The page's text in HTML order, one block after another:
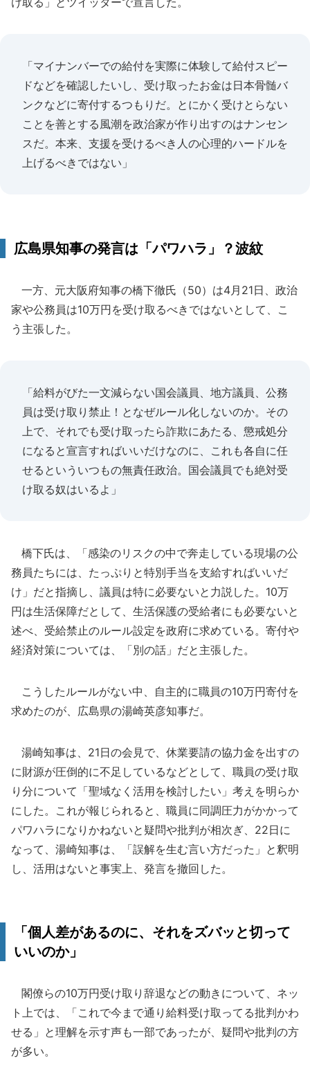
「マイナンバーでの給付を実際に体験して給付スピー
ドなどを確認したいし、受け取ったお金は日本骨髄バ
ンクなどに寄付するつもりだ。とにかく受けとらない
ことを善とする風潮を政治家が作り出すのはナンセン
スだ。本来、支援を受けるべき人の心理的ハードルを
上げるべきではない」
広島県知事の発言は「パワハラ」？波紋
一方、元大阪府知事の橋下徹氏（50）は4月21日、政治
家や公務員は10万円を受け取るべきではないとして、こ
う主張した。
「給料がびた一文減らない国会議員、地方議員、公務
員は受け取り禁止！となぜルール化しないのか。その
上で、それでも受け取ったら詐欺にあたる、懲戒処分
になると宣言すればいいだけなのに、これも各自に任
せるといういつもの無責任政治。国会議員でも絶対受
け取る奴はいるよ」
橋下氏は、「感染のリスクの中で奔走している現場の公
務員たちには、たっぷりと特別手当を支給すればいいだ
け」だと指摘し、議員は特に必要ないと力説した。10万
円は生活保障だとして、生活保護の受給者にも必要ないと
述べ、受給禁止のルール設定を政府に求めている。寄付や
経済対策については、「別の話」だと主張した。
こうしたルールがない中、自主的に職員の10万円寄付を
求めたのが、広島県の湯崎英彦知事だ。
湯崎知事は、21日の会見で、休業要請の協力金を出すの
に財源が圧倒的に不足しているなどとして、職員の受け取
り分について「聖域なく活用を検討したい」考えを明らか
にした。これが報じられると、職員に同調圧力がかかって
パワハラになりかねないと疑問や批判が相次ぎ、22日に
なって、湯崎知事は、「誤解を生む言い方だった」と釈明
し、活用はないと事実上、発言を撤回した。
「個人差があるのに、それをズバッと切って
いいのか」
閣僚らの10万円受け取り辞退などの動きについて、ネッ
ト上では、「これで今まで通り給料受け取ってる批判かわ
せる」と理解を示す声も一部であったが、疑問や批判の方
が多い。